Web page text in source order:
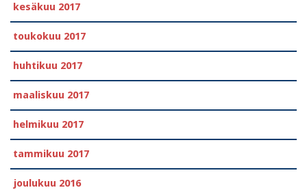
kesäkuu 2017
toukokuu 2017
huhtikuu 2017
maaliskuu 2017
helmikuu 2017
tammikuu 2017
joulukuu 2016